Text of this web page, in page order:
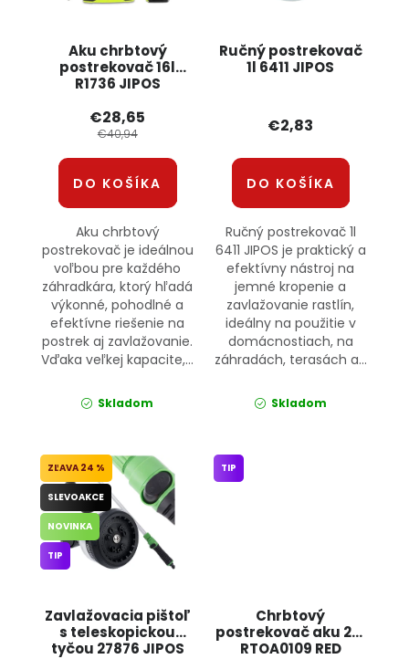
Aku chrbtový
postrekovač 16l
R1736 JIPOS
€28,65
€40,94
DO KOŠÍKA
Aku chrbtový
postrekovač je ideálnou
voľbou pre každého
záhradkára, ktorý hľadá
výkonné, pohodlné a
efektívne riešenie na
postrek aj zavlažovanie.
Vďaka veľkej kapacite,...
Skladom
Ručný postrekovač
1l 6411 JIPOS
€2,83
DO KOŠÍKA
Ručný postrekovač 1l
6411 JIPOS je praktický a
efektívny nástroj na
jemné kropenie a
zavlažovanie rastlín,
ideálny na použitie v
domácnostiach, na
záhradách, terasách a...
Skladom
Zavlažovacia pištoľ
s teleskopickou
tyčou 27876 JIPOS
24 %
SLEVOAKCE
NOVINKA
TIP
Chrbtový
postrekovač aku 20l
RTOA0109 RED
TIP